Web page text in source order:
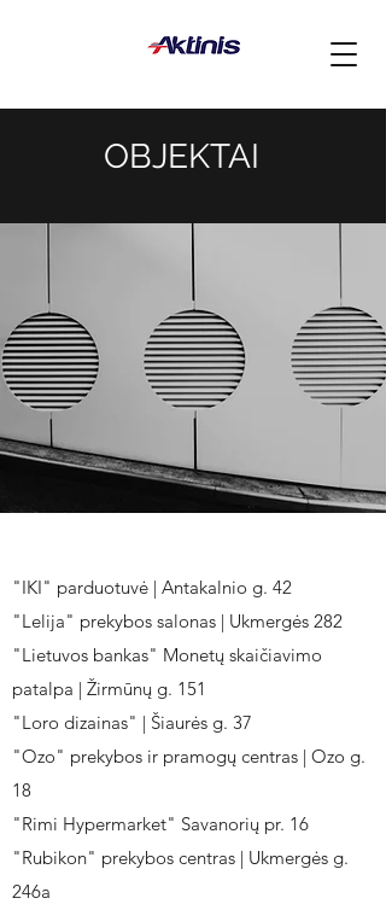
OBJEKTAI
"IKI" parduotuvė | Antakalnio g. 42
"Lelija" prekybos salonas | Ukmergės 282
"Lietuvos bankas" Monetų skaičiavimo
patalpa | Žirmūnų g. 151
"Loro dizainas" | Šiaurės g. 37
"Ozo" prekybos ir pramogų centras | Ozo g.
18
"Rimi Hypermarket" Savanorių pr. 16
"Rubikon" prekybos centras | Ukmergės g.
246a